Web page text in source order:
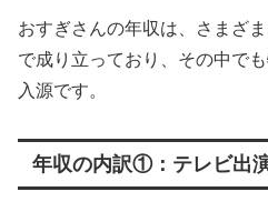
おすぎさんの年収は、さまざ
で成り立っており、その中で
入源です。
年収の内訳①：テレビ出